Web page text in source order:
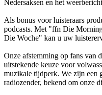
Nedersaksen en het
Als bonus voor luisteraars
podcasts. Met "ffn Die
Die Woche" kan u uw
Onze afstemming op fans van
uitstekende keuze voor
muzikale tijdperk. We zijn een
radiozender, bekend om onze